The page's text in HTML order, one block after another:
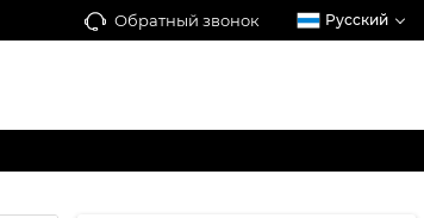
Обратный звонок Русский